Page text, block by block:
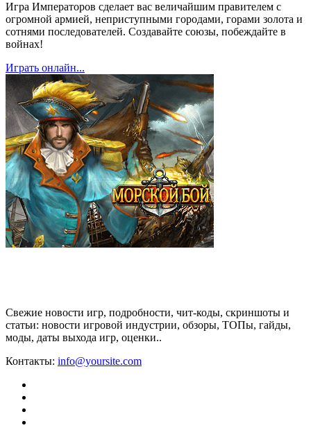
Игра Императоров сделает вас величайшим правителем с
огромной армией, неприступными городами, горами золота и
сотнями последователей. Создавайте союзы, побеждайте в
войнах!
Играть онлайн...
Свежие новости игр, подробности, чит-коды, скриншоты и
статьи: новости игровой индустрии, обзоры, ТОПы, гайды,
моды, даты выхода игр, оценки..
Контакты: info@yoursite.com